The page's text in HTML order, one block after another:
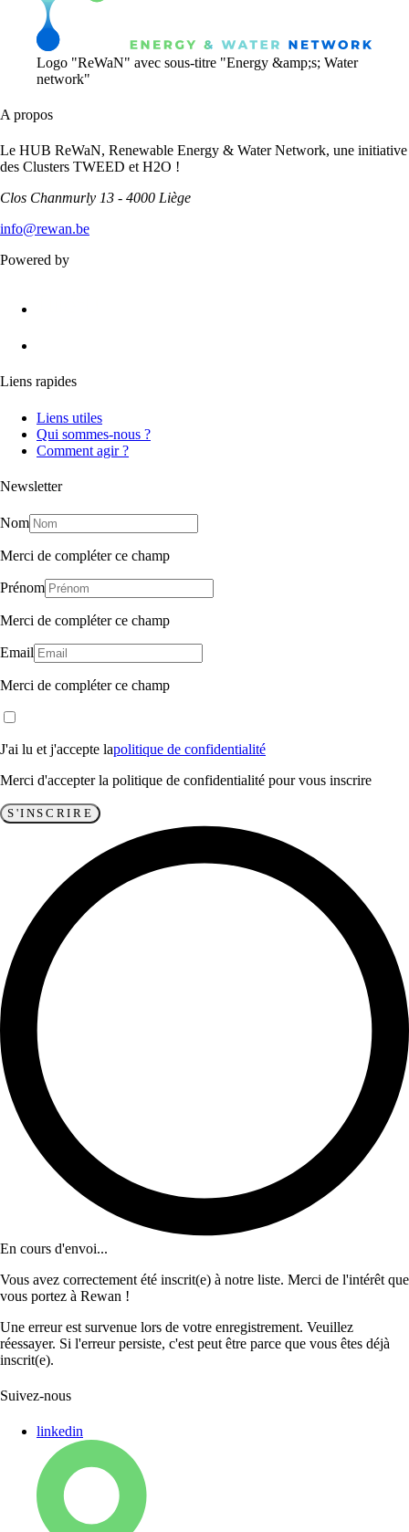
Logo "ReWaN" avec sous-titre "Energy &amp;s; Water
network"
A propos
Le HUB ReWaN, Renewable Energy & Water Network, une initiative
des Clusters TWEED et H2O !
Clos Chanmurly 13 - 4000 Liège
info@rewan.be
Powered by
Liens rapides
Liens utiles
Qui sommes-nous ?
Comment agir ?
Newsletter
Nom
Merci de compléter ce champ
Prénom
Merci de compléter ce champ
Email
Merci de compléter ce champ
J'ai lu et j'accepte lapolitique de confidentialité
Merci d'accepter la politique de confidentialité pour vous inscrire
S'INSCRIRE
En cours d'envoi...
Vous avez correctement été inscrit(e) à notre liste. Merci de l'intérêt que
vous portez à Rewan !
Une erreur est survenue lors de votre enregistrement. Veuillez
réessayer. Si l'erreur persiste, c'est peut être parce que vous êtes déjà
inscrit(e).
Suivez-nous
linkedin